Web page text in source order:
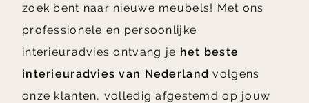
zoek bent naar nieuwe meubels! Met ons
professionele en persoonlijke
interieuradvies ontvang je het beste
interieuradvies van Nederland volgens
onze klanten, volledig afgestemd op jouw